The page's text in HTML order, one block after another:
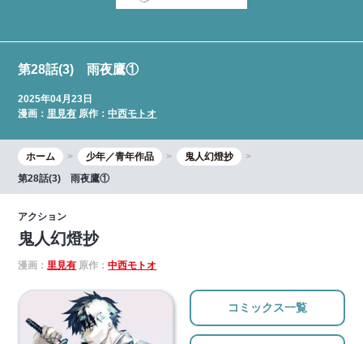
第28話(3) 雨夜鷹①
2025年04月23日
漫画：里見有 原作：中西モトオ
ホーム 少年／青年作品
鬼人幻燈抄
第28話(3) 雨夜鷹①
アクション
鬼人幻燈抄
漫画：里見有 原作：中西モトオ
コミックス一覧